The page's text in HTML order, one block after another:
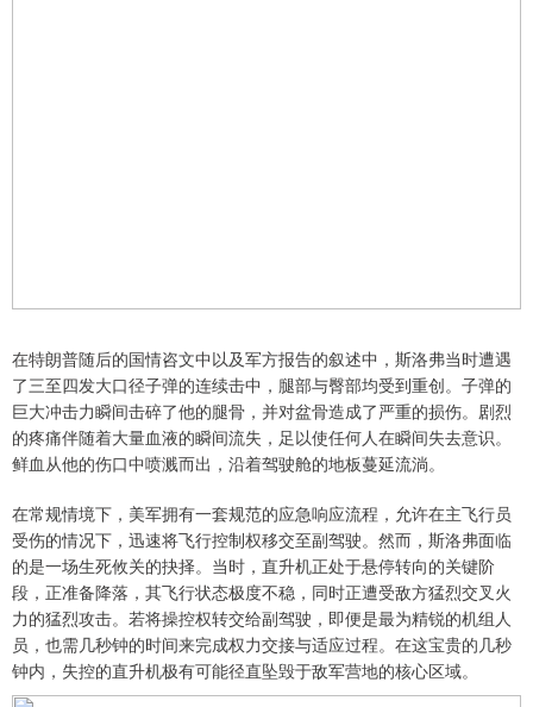
在特朗普随后的国情咨文中以及军方报告的叙述中，斯洛弗当时遭遇
了三至四发大口径子弹的连续击中，腿部与臀部均受到重创。子弹的
巨大冲击力瞬间击碎了他的腿骨，并对盆骨造成了严重的损伤。剧烈
的疼痛伴随着大量血液的瞬间流失，足以使任何人在瞬间失去意识。
鲜血从他的伤口中喷溅而出，沿着驾驶舱的地板蔓延流淌。
在常规情境下，美军拥有一套规范的应急响应流程，允许在主飞行员
受伤的情况下，迅速将飞行控制权移交至副驾驶。然而，斯洛弗面临
的是一场生死攸关的抉择。当时，直升机正处于悬停转向的关键阶
段，正准备降落，其飞行状态极度不稳，同时正遭受敌方猛烈交叉火
力的猛烈攻击。若将操控权转交给副驾驶，即便是最为精锐的机组人
员，也需几秒钟的时间来完成权力交接与适应过程。在这宝贵的几秒
钟内，失控的直升机极有可能径直坠毁于敌军营地的核心区域。